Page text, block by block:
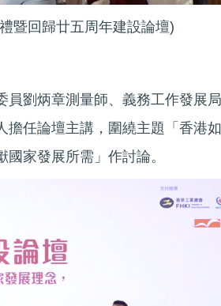
暨回歸廿五周年建設論壇)
員劉炳章測量師、義務工作發展局
擔任論壇主講，圍繞主題「香港如
家發展所需」作討論。